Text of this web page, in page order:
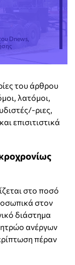
Dnews,
του άρθρου
λατόμοι,
ριες,
επισιτιστικά
στο ποσό
στον
διάστημα
ανέργων
πέραν